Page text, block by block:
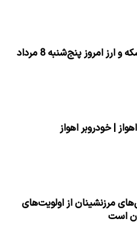
قیمت طلا، سکه و ارز امروز پنج‌شنبه 8 مرداد
| خودروبر اهواز
مرزنشینان از اولویت‌های
است